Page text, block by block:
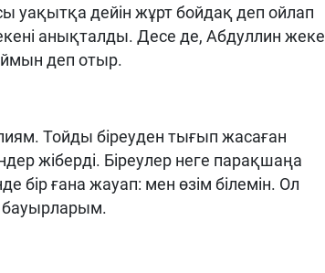
дейін жұрт бойдақ деп ойлап
екені анықталды. Десе де, Абдуллин жеке
деп отыр.
Тойды біреуден тығып жасаған
жіберді. Біреулер неге парақшаңа
бір ғана жауап: мен өзім білемін. Ол
бауырларым.